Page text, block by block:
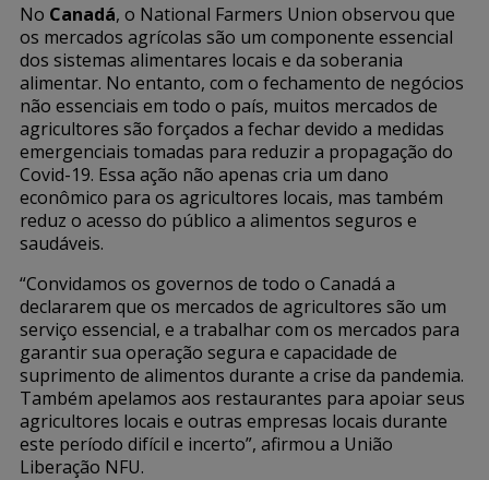
No Canadá, o National Farmers Union observou que
os mercados agrícolas são um componente essencial
dos sistemas alimentares locais e da soberania
alimentar. No entanto, com o fechamento de negócios
não essenciais em todo o país, muitos mercados de
agricultores são forçados a fechar devido a medidas
emergenciais tomadas para reduzir a propagação do
Covid-19. Essa ação não apenas cria um dano
econômico para os agricultores locais, mas também
reduz o acesso do público a alimentos seguros e
saudáveis.
“Convidamos os governos de todo o Canadá a
declararem que os mercados de agricultores são um
serviço essencial, e a trabalhar com os mercados para
garantir sua operação segura e capacidade de
suprimento de alimentos durante a crise da pandemia.
Também apelamos aos restaurantes para apoiar seus
agricultores locais e outras empresas locais durante
este período difícil e incerto”, afirmou a União
Liberação NFU.